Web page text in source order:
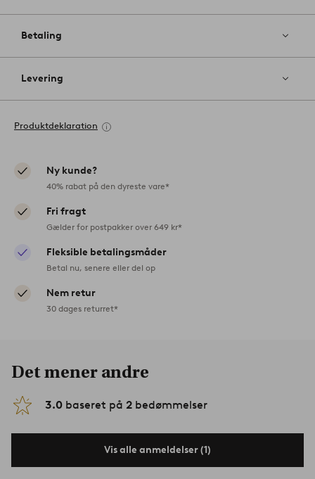
Betaling
Levering
Produktdeklaration
Ny kunde?
40% rabat på den dyreste vare*
Fri fragt
Gælder for postpakker over 649 kr*
Fleksible betalingsmåder
Betal nu, senere eller del op
Nem retur
30 dages returret*
Det mener andre
3.0 baseret på 2 bedømmelser
Vis alle anmeldelser (1)